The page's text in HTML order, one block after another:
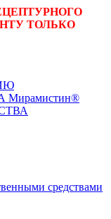
ТОЛЬКО
средствами